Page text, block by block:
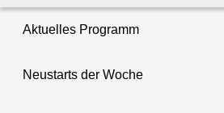
Aktuelles Programm
Neustarts der Woche